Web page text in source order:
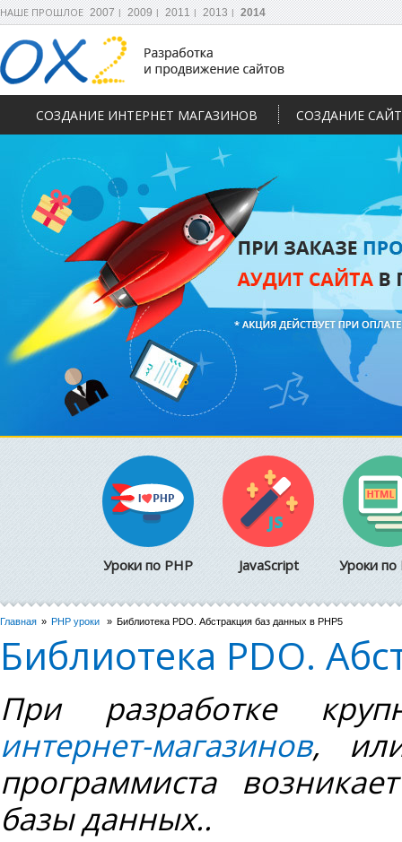
СОЗДАНИЕ ИНТЕРНЕТ МАГАЗИНОВ СОЗДАНИЕ
НАШЕ ПРОШЛОЕ 2007 2009 2011 2013 2014
Уроки по PHP JavaScript Уроки по
Главная PHP уроки Библиотека PDO. Абстракция баз данных в PHP5
Библиотека PDO.
При разработке
интернет-магазинов,
программиста
базы данных..